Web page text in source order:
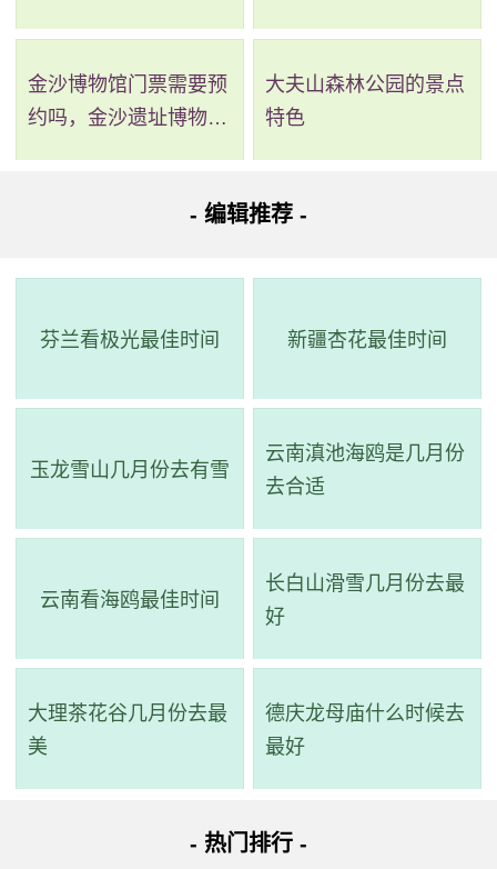
金沙博物馆门票需要预
约吗，金沙遗址博物馆
大夫山森林公园的景点
特色
- 编辑推荐 -
芬兰看极光最佳时间 新疆杏花最佳时间
玉龙雪山几月份去有雪
云南滇池海鸥是几月份
去合适
云南看海鸥最佳时间
长白山滑雪几月份去最
好
大理茶花谷几月份去最
美
德庆龙母庙什么时候去
最好
- 热门排行 -